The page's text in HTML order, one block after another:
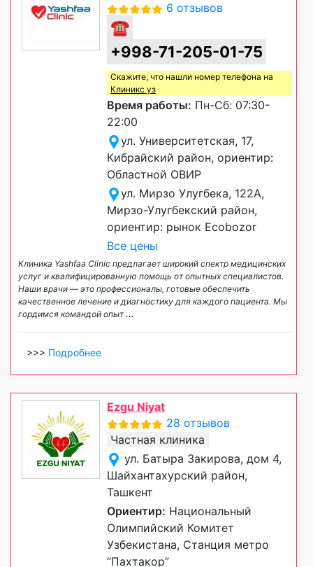
6 отзывов
☎
+998-71-205-01-75
Скажите, что нашли номер телефона на
Клиникс уз
Время работы: Пн-Сб: 07:30-
22:00
ул. Университетская, 17,
Кибрайский район, ориентир:
Областной ОВИР
ул. Мирзо Улугбека, 122А,
Мирзо-Улугбекский район,
ориентир: рынок Ecobozor
Все цены
Клиника Yashfaa Clinic предлагает широкий спектр медицинских
услуг и квалифицированную помощь от опытных специалистов.
Наши врачи — это профессионалы, готовые обеспечить
качественное лечение и диагностику для каждого пациента. Мы
гордимся командой опыт...
>>> Подробнее
Ezgu Niyat
28 отзывов
Частная клиника
ул. Батыра Закирова, дом 4,
Шайхантахурский район,
Ташкент
Ориентир: Национальный
Олимпийский Комитет
Узбекистана, Станция метро
“Пахтакор”